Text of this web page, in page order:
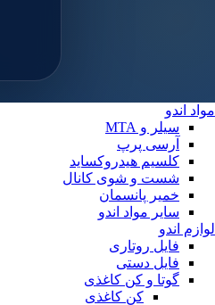
کاپ و مولت پرداخت
مواد اندو
سیلر و MTA
آرسی پرپ
کلسیم هیدروکساید
شست و شوی کانال
خمیر پانسمان
سایر مواد اندو
لوازم اندو
فایل روتاری
فایل دستی
گوتا و کن کاغذی
کن کاغذی